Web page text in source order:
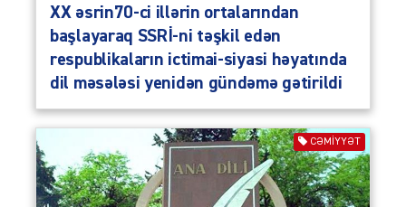
XX əsrin70-ci illərin ortalarından
başlayaraq SSRİ-ni təşkil edən
respublikaların ictimai-siyasi həyatında
dil məsələsi yenidən gündəmə gətirildi
CƏMIYYƏT